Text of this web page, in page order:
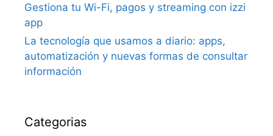
Gestiona tu Wi-Fi, pagos y streaming con izzi
app
La tecnología que usamos a diario: apps,
automatización y nuevas formas de consultar
información
Categorias